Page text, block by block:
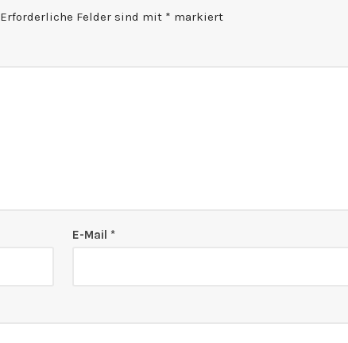
Erforderliche Felder sind mit * markiert
E-Mail *